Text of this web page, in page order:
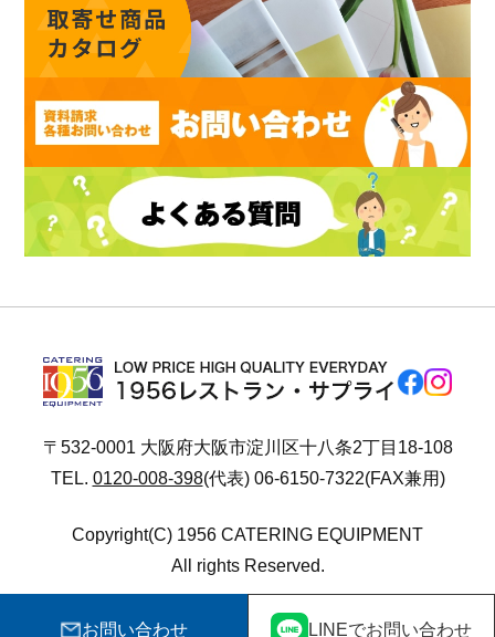
お問い合わせ LINEでお問い合わせ
〒532-0001 大阪府大阪市淀川区十八条2丁目18-108
TEL. 0120-008-398(代表) 06-6150-7322(FAX兼用)
Copyright(C) 1956 CATERING EQUIPMENT
All rights Reserved.